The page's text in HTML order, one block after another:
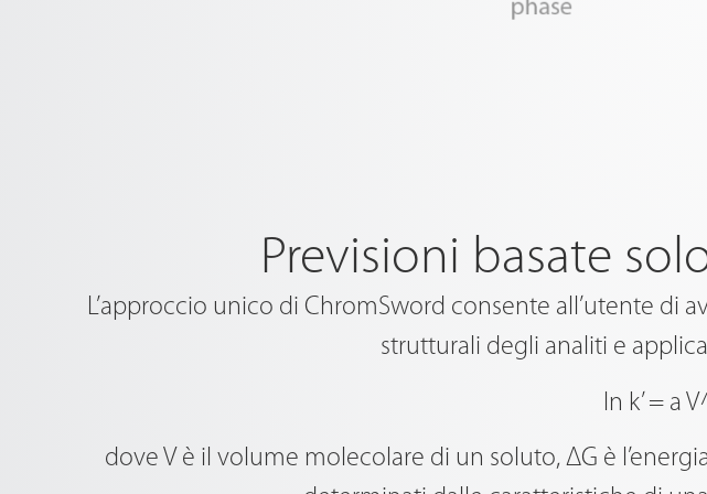
Previsioni basate
L’approccio unico di ChromSword consente all’utente di
strutturali degli analiti e
ln k’ = a
dove V è il volume molecolare di un soluto, ΔG è